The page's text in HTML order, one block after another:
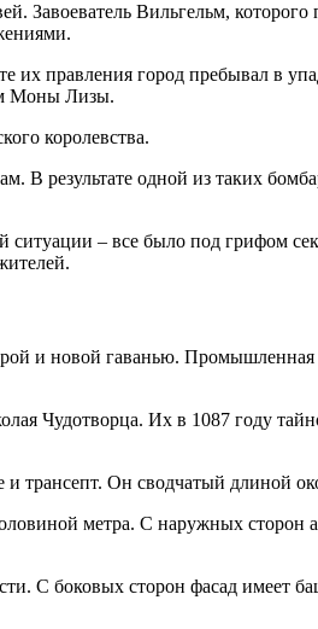
Завоеватель Вильгельм,
их правления город пребывал в
Моны Лизы.
королевства.
результате одной из таких
ситуации – все было под грифом
и новой гаванью.
Чудотворца. Их в 1087 году
трансепт. Он сводчатый длиной
метра. С наружных сторон
С боковых сторон фасад